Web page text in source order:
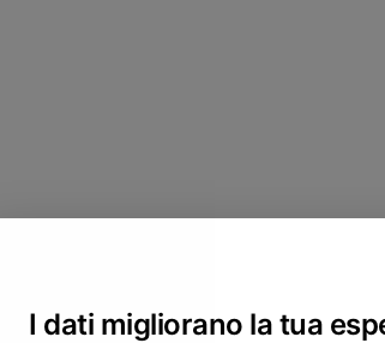
I dati migliorano la tua